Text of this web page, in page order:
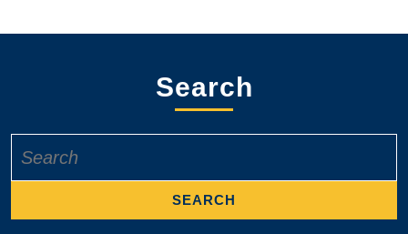
Search
for: